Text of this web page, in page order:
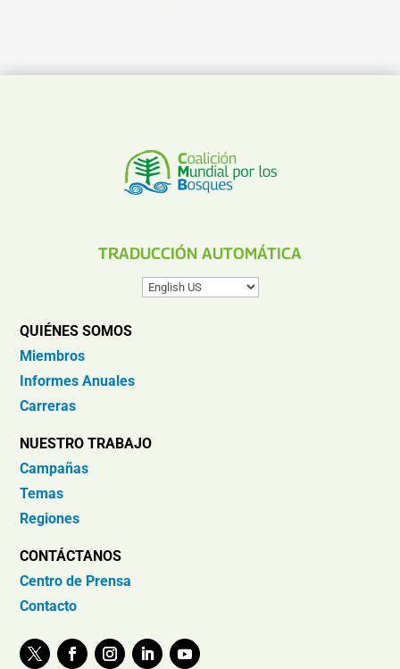
TRADUCCIÓN AUTOMÁTICA
QUIÉNES SOMOS
Miembros
Informes Anuales
Carreras
NUESTRO TRABAJO
Campañas
Temas
Regiones
CONTÁCTANOS
Centro de Prensa
Contacto